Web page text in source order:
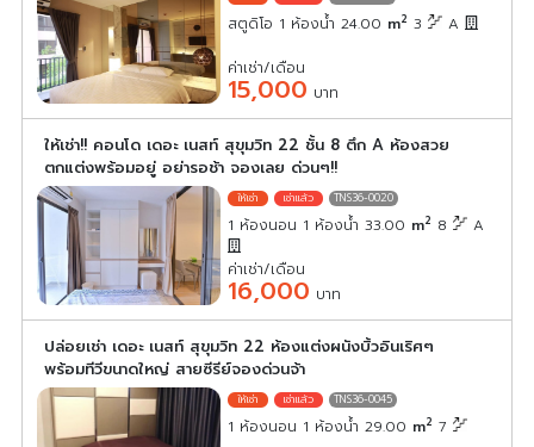
สตูดิโอ 1 ห้องน้ำ 24.00 m2 3 A
ค่าเช่า/เดือน
15,000 บาท
ให้เช่า!! คอนโด เดอะ เนสท์ สุขุมวิท 22 ชั้น 8 ตึก A ห้องสวย
ตกแต่งพร้อมอยู่ อย่ารอช้า จองเลย ด่วนๆ!!
TNS36-0020
1 ห้องนอน 1 ห้องน้ำ 33.00 m2 8 A
ค่าเช่า/เดือน
16,000 บาท
ปล่อยเช่า เดอะ เนสท์ สุขุมวิท 22 ห้องแต่งผนังบิ้วอินเริศๆ
พร้อมทีวีขนาดใหญ่ สายซีรีย์จองด่วนจ้า
TNS36-0045
1 ห้องนอน 1 ห้องน้ำ 29.00 m2 7